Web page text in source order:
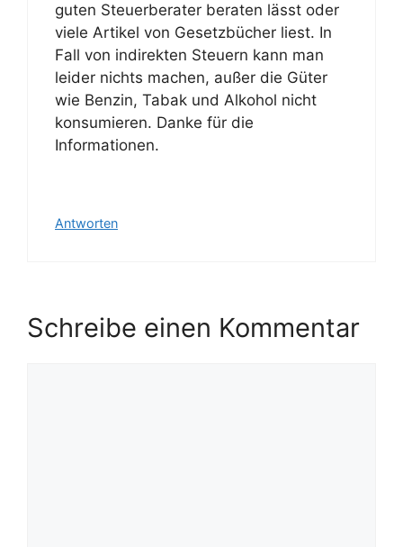
guten Steuerberater beraten lässt oder
viele Artikel von Gesetzbücher liest. In
Fall von indirekten Steuern kann man
leider nichts machen, außer die Güter
wie Benzin, Tabak und Alkohol nicht
konsumieren. Danke für die
Informationen.
Antworten
Schreibe einen Kommentar